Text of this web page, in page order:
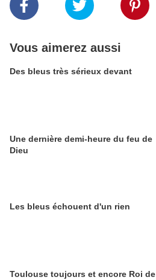
Vous aimerez aussi
Des bleus très sérieux devant
Une dernière demi-heure du feu de
Dieu
Les bleus échouent d'un rien
Toulouse toujours et encore Roi de